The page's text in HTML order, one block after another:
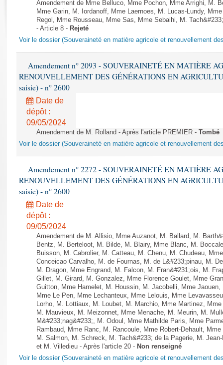
Rapports d'enquête
Rapports législatifs
Rapports sur l'application des lois
Baromètre de l’application des lois
Dossiers législatifs
Budget et sécurité sociale
Questions écrites et orales
Comptes rendus des débats
Amendement de Mme Belluco, Mme Pochon, Mme Arrighi, M.
Mme Garin, M. Iordanoff, Mme Laernoes, M. Lucas-Lundy,
Regol, Mme Rousseau, Mme Sas, Mme Sebaihi, M.
- Article 8 - Rejeté
Voir le dossier (Souveraineté en matière agricole et renouvellement
Amendement n° 2093 - SOUVERAINETÉ EN MATIÈRE
RENOUVELLEMENT DES GÉNÉRATIONS EN
saisie) - n° 2600
Date de
dépôt :
09/05/2024
Amendement de M. Rolland - Après l'article PREMIER - Tombé
Voir le dossier (Souveraineté en matière agricole et renouvellement
Amendement n° 2272 - SOUVERAINETÉ EN MATIÈRE
RENOUVELLEMENT DES GÉNÉRATIONS EN
saisie) - n° 2600
Date de
dépôt :
09/05/2024
Amendement de M. Allisio, Mme Auzanot, M. Ballard, M.
Bentz, M. Berteloot, M. Bilde, M. Blairy, Mme Blanc, M.
Buisson, M. Cabrolier, M. Catteau, M. Chenu, M. Chudeau,
Conceicao Carvalho, M. de Fournas, M. de L&#233;pinau, M.
M. Dragon, Mme Engrand, M. Falcon, M. Fran&#231;ois, M.
Gillet, M. Girard, M. Gonzalez, Mme Florence Goulet, Mme
Guitton, Mme Hamelet, M. Houssin, M. Jacobelli, Mme
Mme Le Pen, Mme Lechanteux, Mme Lelouis, Mme
Lorho, M. Lottiaux, M. Loubet, M. Marchio, Mme Martinez,
M. Mauvieux, M. Meizonnet, Mme Menache, M. Meurin, M.
M&#233;nag&#233;, M. Odoul, Mme Mathilde Paris, Mme
Rambaud, Mme Ranc, M. Rancoule, Mme Robert-Dehault,
M. Salmon, M. Schreck, M. Tach&#233; de la Pagerie, M.
et M. Villedieu - Après l'article 20 - Non renseigné
Voir le dossier (Souveraineté en matière agricole et renouvellement